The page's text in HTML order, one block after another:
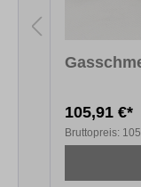
105,91 €*
Bruttopreis: